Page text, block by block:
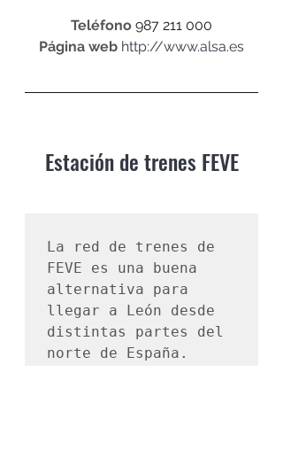
Teléfono 987 211 000
Página web http://www.alsa.es
Estación de trenes FEVE
La red de trenes de
FEVE es una buena
alternativa para
llegar a León desde
distintas partes del
norte de España.